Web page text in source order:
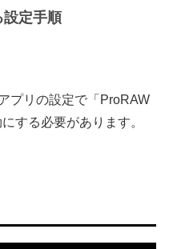
定手順
プリの設定で「ProRAW
する必要があります。